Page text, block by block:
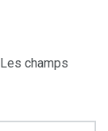
Les champs